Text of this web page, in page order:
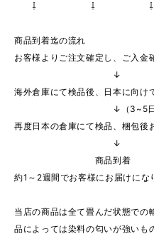
⇩ ⇩ ⇩
商品到着迄の流れ
お客様よりご注文確定し、ご入金
↓
海外倉庫にて検品後、日本に向け
↓（3~5日で日
再度日本の倉庫にて検品、梱包後
↓
商品到着
約1～2週間でお客様にお届けにな
当店の商品は全て畳んだ状態での
品によっては染料の匂いが強いも